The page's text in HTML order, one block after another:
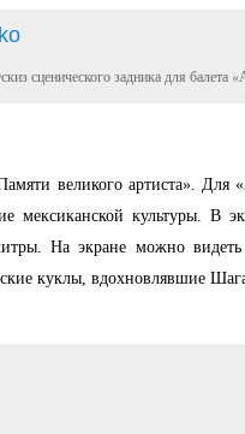
сценического задника для балета
великого артиста».
культуры. В
На экране можно
куклы, вдохновлявшие